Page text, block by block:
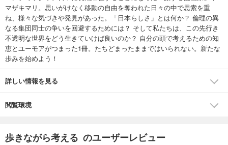
マザキマリ。思いがけなく移動の自由を奪われた日々の中で思索を重
ね、様々な気づきや発見があった。「日本らしさ」とは何か？ 倫理の異
なる集団同士の争いを回避するためには？ そして私たちは、この先行き
不透明な世界をどう生きていけば良いのか？ 自分の頭で考えるための知
恵とユーモアがつまった1冊。たちどまったままではいられない。新たな
歩みを始めよう！
詳しい情報を見る
閲覧環境
歩きながら考える のユーザーレビュー